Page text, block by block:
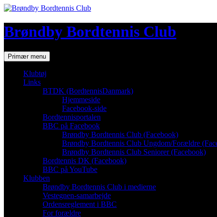
Hop
indhold
Brøndby Bordtennis Club
SøgPrimær menu
Klubtøj
Links
BTDK (BordtennisDanmark)
Hjemmeside
Facebook-side
Bordtennisportalen
BBC på Facebook
Brøndby Bordtennis Club (Facebook)
Brøndby Bordtennis Club Ungdom/Forældre
Brøndby Bordtennis Club Seniorer (Facebook)
Bordtennis DK (Facebook)
BBC på YouTube
Klubben
Brøndby Bordtennis Club i medierne
Vestegnen-samarbejde
Ordensreglement i BBC
For forældre